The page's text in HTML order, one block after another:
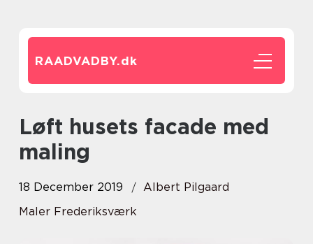
RAADVADBY.dk
Løft husets facade med
maling
18 December 2019
Albert Pilgaard
Maler Frederiksværk